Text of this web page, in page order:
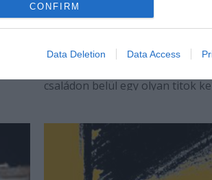
CONFIRM
Data Deletion Data Access
Warrenné mestersége
lánya közé, ami miatt a lány
családon belül egy olyan titok